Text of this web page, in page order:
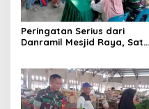
Peringatan Serius dari
Danramil Mesjid Raya, Satu
Satuan